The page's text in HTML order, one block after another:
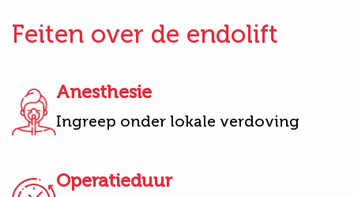
Feiten over de endolift
Anesthesie
Ingreep onder lokale verdoving
Operatieduur